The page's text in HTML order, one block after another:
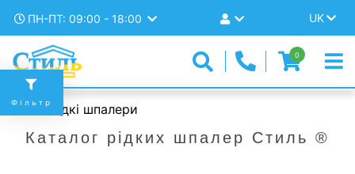
ПН-ПТ: 09:00 - 18:00 UK
0
Рідкі шпалери
Каталог рідких шпалер Стиль ®
Фільтр